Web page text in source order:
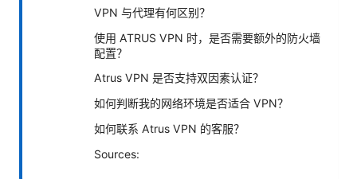
VPN 与代理有何区别？
使用 ATRUS VPN 时，是否需要额外的防火墙
配置？
Atrus VPN 是否支持双因素认证？
如何判断我的网络环境是否适合 VPN？
如何联系 Atrus VPN 的客服？
Sources: